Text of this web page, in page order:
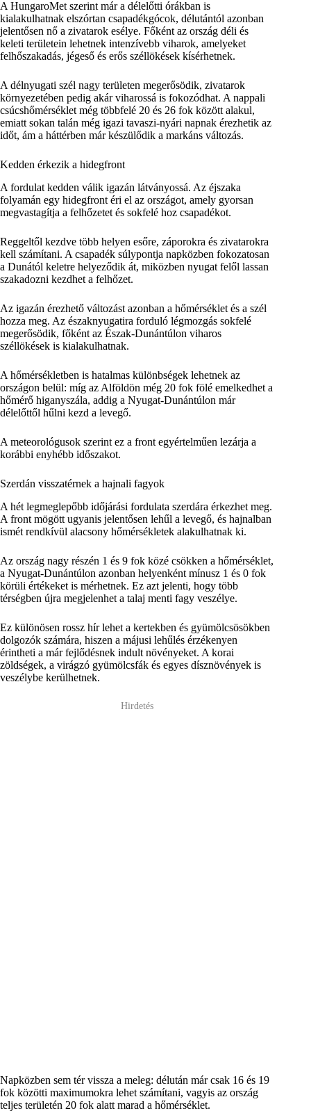
A HungaroMet szerint már a délelőtti órákban is
kialakulhatnak elszórtan csapadékgócok, délutántól azonban
jelentősen nő a zivatarok esélye. Főként az ország déli és
keleti területein lehetnek intenzívebb viharok, amelyeket
felhőszakadás, jégeső és erős széllökések kísérhetnek.
A délnyugati szél nagy területen megerősödik, zivatarok
környezetében pedig akár viharossá is fokozódhat. A nappali
csúcshőmérséklet még többfelé 20 és 26 fok között alakul,
emiatt sokan talán még igazi tavaszi-nyári napnak érezhetik az
időt, ám a háttérben már készülődik a markáns változás.
Kedden érkezik a hidegfront
A fordulat kedden válik igazán látványossá. Az éjszaka
folyamán egy hidegfront éri el az országot, amely gyorsan
megvastagítja a felhőzetet és sokfelé hoz csapadékot.
Reggeltől kezdve több helyen esőre, záporokra és zivatarokra
kell számítani. A csapadék súlypontja napközben fokozatosan
a Dunától keletre helyeződik át, miközben nyugat felől lassan
szakadozni kezdhet a felhőzet.
Az igazán érezhető változást azonban a hőmérséklet és a szél
hozza meg. Az északnyugatira forduló légmozgás sokfelé
megerősödik, főként az Észak-Dunántúlon viharos
széllökések is kialakulhatnak.
A hőmérsékletben is hatalmas különbségek lehetnek az
országon belül: míg az Alföldön még 20 fok fölé emelkedhet a
hőmérő higanyszála, addig a Nyugat-Dunántúlon már
délelőttől hűlni kezd a levegő.
A meteorológusok szerint ez a front egyértelműen lezárja a
korábbi enyhébb időszakot.
Szerdán visszatérnek a hajnali fagyok
A hét legmeglepőbb időjárási fordulata szerdára érkezhet meg.
A front mögött ugyanis jelentősen lehűl a levegő, és hajnalban
ismét rendkívül alacsony hőmérsékletek alakulhatnak ki.
Az ország nagy részén 1 és 9 fok közé csökken a hőmérséklet,
a Nyugat-Dunántúlon azonban helyenként mínusz 1 és 0 fok
körüli értékeket is mérhetnek. Ez azt jelenti, hogy több
térségben újra megjelenhet a talaj menti fagy veszélye.
Ez különösen rossz hír lehet a kertekben és gyümölcsösökben
dolgozók számára, hiszen a májusi lehűlés érzékenyen
érintheti a már fejlődésnek indult növényeket. A korai
zöldségek, a virágzó gyümölcsfák és egyes dísznövények is
veszélybe kerülhetnek.
Hirdetés
Napközben sem tér vissza a meleg: délután már csak 16 és 19
fok közötti maximumokra lehet számítani, vagyis az ország
teljes területén 20 fok alatt marad a hőmérséklet.